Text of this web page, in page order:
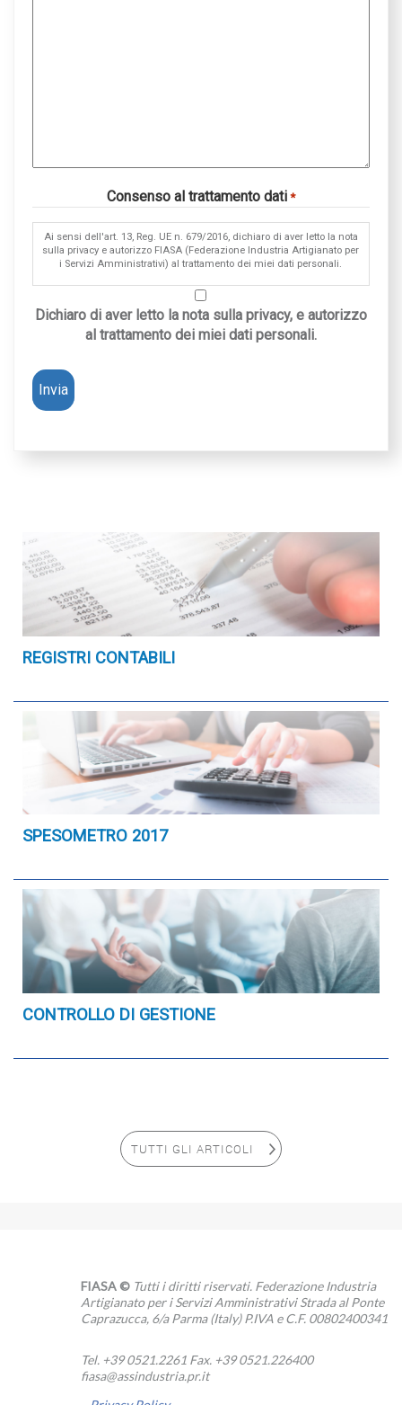
Consenso al trattamento dati *
Ai sensi dell'art. 13, Reg. UE n. 679/2016, dichiaro di aver letto la nota
sulla privacy e autorizzo FIASA (Federazione Industria Artigianato per
i Servizi Amministrativi) al trattamento dei miei dati personali.
Dichiaro di aver letto la nota sulla privacy, e autorizzo
al trattamento dei miei dati personali.
REGISTRI CONTABILI
SPESOMETRO 2017
CONTROLLO DI GESTIONE
TUTTI GLI ARTICOLI
FIASA ©Tutti i diritti riservati. Federazione Industria
Artigianato per i Servizi Amministrativi Strada al Ponte
Caprazucca, 6/a Parma (Italy) P.IVA e C.F. 00802400341
Tel. +39 0521.2261 Fax. +39 0521.226400
fiasa@assindustria.pr.it